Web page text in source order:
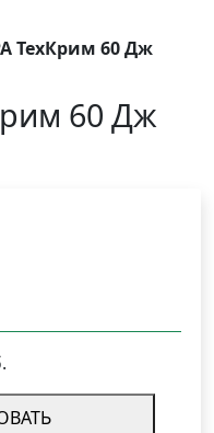
ТехКрим 60 Дж
60 Дж